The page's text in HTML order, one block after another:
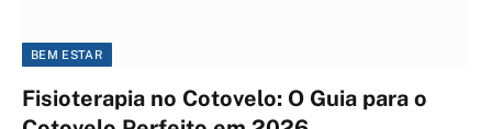
BEM ESTAR
Fisioterapia no Cotovelo: O Guia para o